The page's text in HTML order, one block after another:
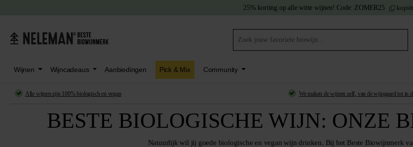
25% korting op alle witte wijnen! Code: ZOMER25
Wijnen Wijncadeaus Aanbiedingen Pick & Mix Community
Alle wijnen zijn 100% biologisch en vegan We maken de wijnen zelf , van de wijngaard tot in
BESTE BIOLOGISCHE WIJN: ONZE
Natuurlijk wil jij goede biologische en vegan wijn drinken. Bij het Beste Biowijnmerk